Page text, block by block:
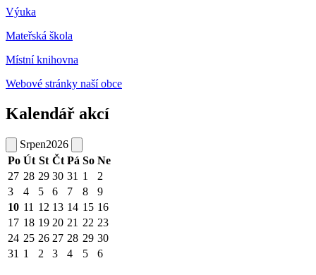
Výuka
Mateřská škola
Místní knihovna
Webové stránky naší obce
Kalendář akcí
Srpen2026
Po Út St Čt Pá So Ne
27 28 29 30 31 1
2
3
4 5 6 7 8
9
10 11 12 13 14 15 16
17 18 19 20 21 22 23
24 25 26 27 28 29 30
31 1 2 3 4 5 6